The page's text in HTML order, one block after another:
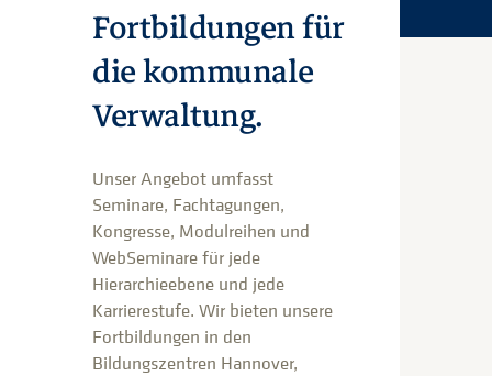
Fortbildungen für
die kommunale
Verwaltung.
Unser Angebot umfasst
Seminare, Fachtagungen,
Kongresse, Modulreihen und
WebSeminare für jede
Hierarchieebene und jede
Karrierestufe. Wir bieten unsere
Fortbildungen in den
Bildungszentren Hannover,